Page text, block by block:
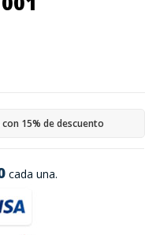
cada una.
con 15% de descuento